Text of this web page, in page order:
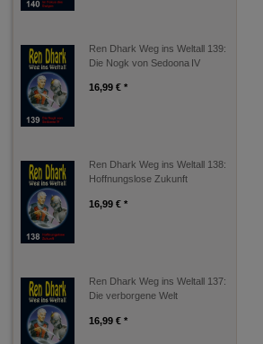
Ren Dhark Weg ins Weltall 139:
Die Nogk von Sedoona IV
16,99 € *
Ren Dhark Weg ins Weltall 138:
Hoffnungslose Zukunft
16,99 € *
Ren Dhark Weg ins Weltall 137:
Die verborgene Welt
16,99 € *